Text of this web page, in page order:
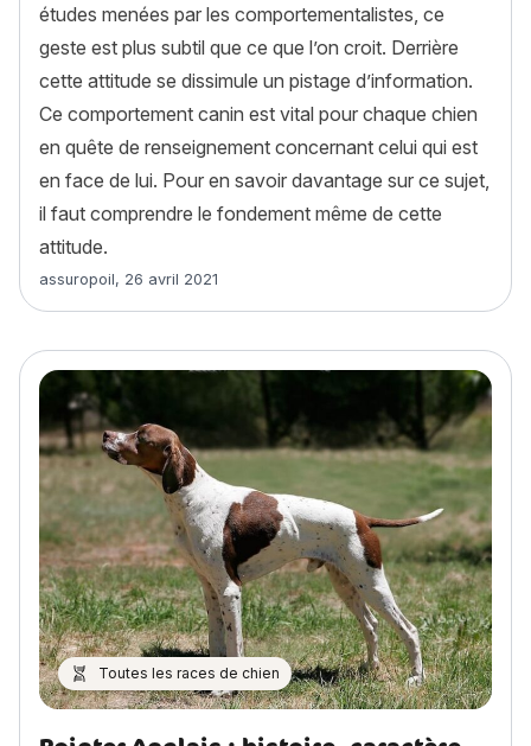
études menées par les comportementalistes, ce
geste est plus subtil que ce que l’on croit. Derrière
cette attitude se dissimule un pistage d’information.
Ce comportement canin est vital pour chaque chien
en quête de renseignement concernant celui qui est
en face de lui. Pour en savoir davantage sur ce sujet,
il faut comprendre le fondement même de cette
attitude.
Article rédigé par
assuropoil, 26 avril 2021
Toutes les races de chien